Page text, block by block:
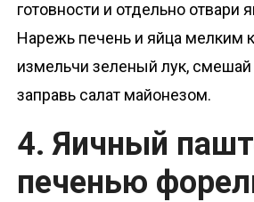
готовности и отдельно отвари
Нарежь печень и яйца мелким
измельчи зеленый лук,
заправь салат майонезом.
4. Яичный
печенью